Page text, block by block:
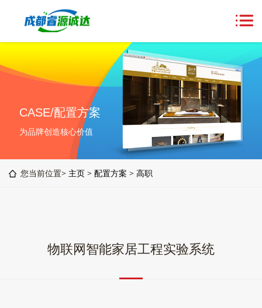
CASE/配置方案
为品牌创造核心价值
您当前位置> 主页 > 配置方案 > 高职
物联网智能家居工程实验系统